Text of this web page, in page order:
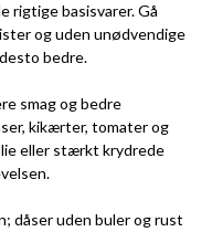
rigtige basisvarer. Gå
og uden unødvendige
bedre.
smag og bedre
kikærter, tomater og
eller stærkt krydrede
dåser uden buler og rust